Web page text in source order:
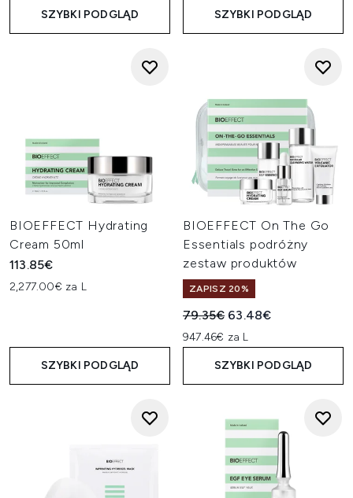
SZYBKI PODGLĄD SZYBKI PODGLĄD
BIOEFFECT Hydrating
Cream 50ml
113.85€
2,277.00€ za L
SZYBKI PODGLĄD
BIOEFFECT On The Go
Essentials podróżny
zestaw produktów
ZAPISZ 20%
Sugerowana cena
79.35€ Aktualna cena:
63.48€
947.46€ za L
SZYBKI PODGLĄD